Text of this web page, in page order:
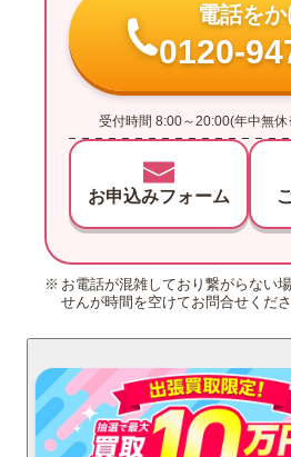
電話を
0120-
受付時間 8:00～20:00(年中無
お申込みフォーム
お電話が混雑しており繋がらない
せんが時間を空けてお問合せくださ